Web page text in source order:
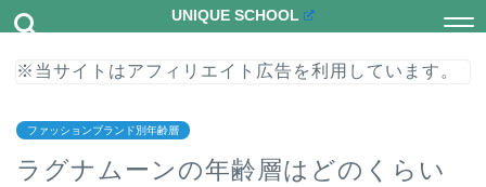
UNIQUE SCHOOL
※当サイトはアフィリエイト広告を利用しています。
ファッションブランド別年齢層
ラグナムーンの年齢層はどのくらい